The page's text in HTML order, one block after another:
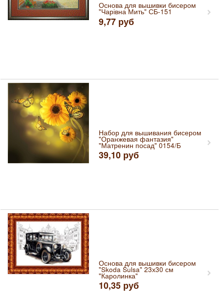
Основа для вышивки бисером
"Чарівна Мить" СБ-151
9,77 руб
Набор для вышивания бисером
"Оранжевая фантазия"
"Матренин посад" 0154/Б
39,10 руб
Основа для вышивки бисером
"Skoda Sulsa" 23х30 см
"Каролинка"
10,35 руб